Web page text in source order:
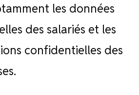
les données
des salariés et les
confidentielles des